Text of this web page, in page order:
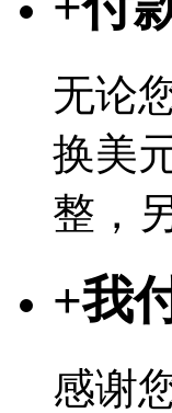
无论
换美
整，
+我
感谢